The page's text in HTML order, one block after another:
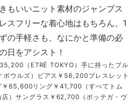
もいいニット素材のジャンプス
スフリーな着心地はもちろん、1
の手軽さも、なにかと準備の必
日をアシスト！
（ETRÉ TOKYO）手に持ったブル
ウルズ）ピアス￥56,200ブレスレット
￥65,600リング￥41,700（すべてトム
）サングラス￥62,700（ボッテガ・ヴ